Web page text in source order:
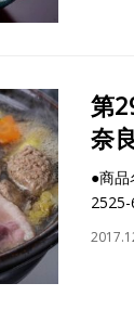
第
奈
●商